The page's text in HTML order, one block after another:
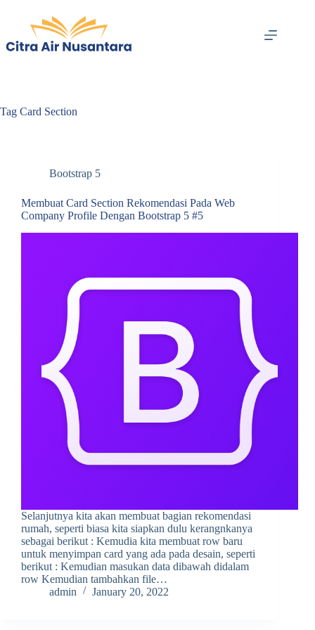
content
Tag Card Section
Bootstrap 5
Membuat Card Section Rekomendasi Pada Web
Company Profile Dengan Bootstrap 5 #5
Selanjutnya kita akan membuat bagian rekomendasi
rumah, seperti biasa kita siapkan dulu kerangnkanya
sebagai berikut : Kemudia kita membuat row baru
untuk menyimpan card yang ada pada desain, seperti
berikut : Kemudian masukan data dibawah didalam
row Kemudian tambahkan file…
admin
January 20, 2022